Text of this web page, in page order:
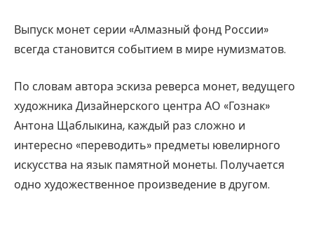
Выпуск монет серии «Алмазный фонд России»
всегда становится событием в мире нумизматов.
По словам автора эскиза реверса монет, ведущего
художника Дизайнерского центра АО «Гознак»
Антона Щаблыкина, каждый раз сложно и
интересно «переводить» предметы ювелирного
искусства на язык памятной монеты. Получается
одно художественное произведение в другом.